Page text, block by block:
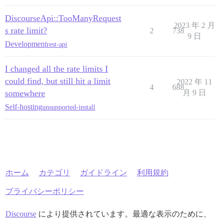
DiscourseApi::TooManyRequest
s rate limit?
Developmentrest-api
2 738
2023 年 2 月
9 日
I changed all the rate limits I
could find, but still hit a limit
somewhere
Self-hostingunsupported-install
4 688
2022 年 11
月 9 日
ホーム カテゴリ ガイドライン 利用規約
プライバシーポリシー
Discourseにより提供されています。最適な表示のために、